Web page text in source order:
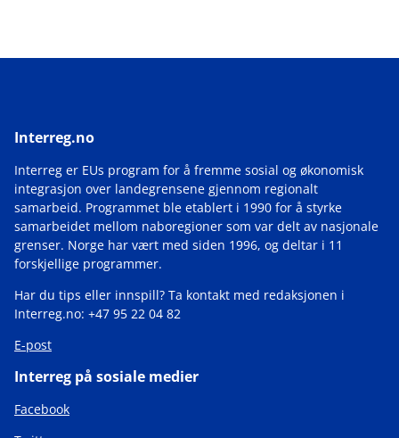
Interreg.no
Interreg er EUs program for å fremme sosial og økonomisk
integrasjon over landegrensene gjennom regionalt
samarbeid. Programmet ble etablert i 1990 for å styrke
samarbeidet mellom naboregioner som var delt av nasjonale
grenser. Norge har vært med siden 1996, og deltar i 11
forskjellige programmer.
Har du tips eller innspill? Ta kontakt med redaksjonen i
Interreg.no: +47 95 22 04 82
E-post
Interreg på sosiale medier
Facebook